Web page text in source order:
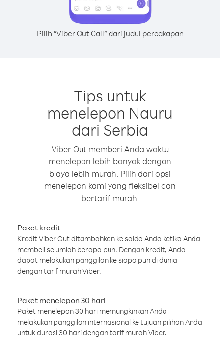
Pilih “Viber Out Call” dari judul percakapan
Tips untuk
menelepon Nauru
dari Serbia
Viber Out memberi Anda waktu
menelepon lebih banyak dengan
biaya lebih murah. Pilih dari opsi
menelepon kami yang fleksibel dan
bertarif murah:
Paket kredit
Kredit Viber Out ditambahkan ke saldo Anda ketika Anda
membeli sejumlah berapa pun. Dengan kredit, Anda
dapat melakukan panggilan ke siapa pun di dunia
dengan tarif murah Viber.
Paket menelepon 30 hari
Paket menelepon 30 hari memungkinkan Anda
melakukan panggilan internasional ke tujuan pilihan Anda
untuk durasi 30 hari dengan tarif murah Viber.